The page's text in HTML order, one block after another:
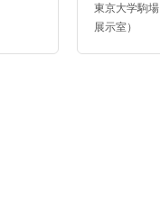
東京大学駒
展示室）